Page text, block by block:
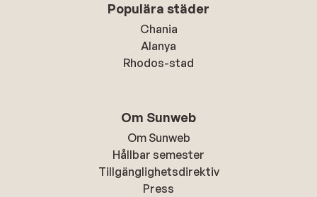
Populära städer
Chania
Alanya
Rhodos-stad
Om Sunweb
Om Sunweb
Hållbar semester
Tillgänglighetsdirektiv
Press